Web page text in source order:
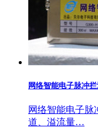
网络智能电子脉冲
网络智能电子脉
道、溢流量…